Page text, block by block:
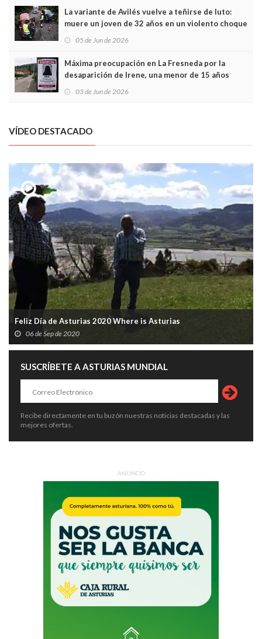
La variante de Avilés vuelve a teñirse de luto:
muere un joven de 32 años en un violento choque
frontal
05 de Jun de 2026
Máxima preocupación en La Fresneda por la
desaparición de Irene, una menor de 15 años
03 de Jun de 2026
VÍDEO DESTACADO
Feliz Día de Asturias 2020 Where is Asturias
06 de Sep de 2020
SUSCRÍBETE A ASTURIAS MUNDIAL
Recibe directamente en tu buzón nuestras noticias destacadas y las
mejores ofertas.
ANUNCIO